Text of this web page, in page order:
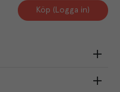
Köp (Logga in)